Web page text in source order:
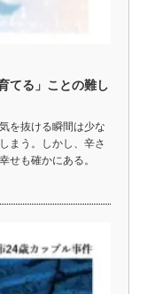
てる」ことの難し
を抜ける瞬間は少な
まう。しかし、辛さ
せも確かにある。